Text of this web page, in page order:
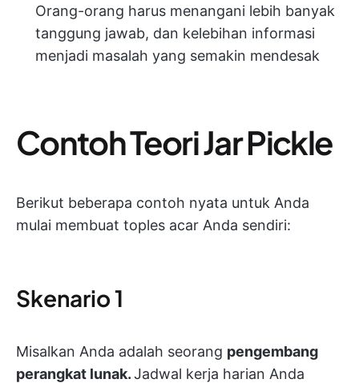
Orang-orang harus menangani lebih banyak
tanggung jawab, dan kelebihan informasi
menjadi masalah yang semakin mendesak
Contoh Teori Jar Pickle
Berikut beberapa contoh nyata untuk Anda
mulai membuat toples acar Anda sendiri:
Skenario 1
Misalkan Anda adalah seorang pengembang
perangkat lunak.Jadwal kerja harian Anda